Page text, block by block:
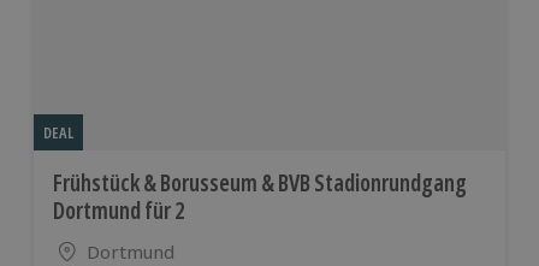
DEAL
Frühstück & Borusseum & BVB Stadionrundgang
Dortmund für 2
Standort
Dortmund